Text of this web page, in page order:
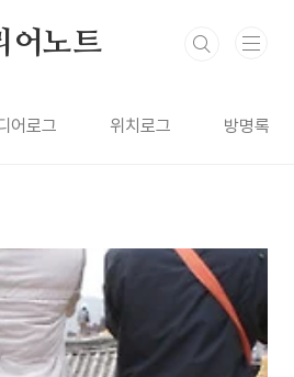
어노트
어로그 위치로그 방명록